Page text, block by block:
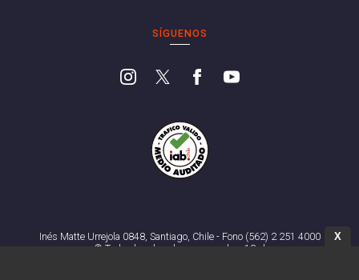
SÍGUENOS
Inés Matte Urrejola 0848, Santiago, Chile - Fono (562) 2 251 4000
© Todos los derechos reservados. 13.cl
X